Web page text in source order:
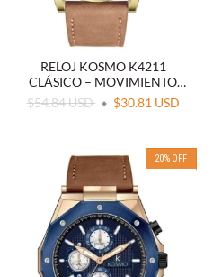
RELOJ KOSMO K4211
CLÁSICO – MOVIMIENTO
JAPONÉS (MIYOTA)
$54.84 USD $30.81 USD
20% OFF